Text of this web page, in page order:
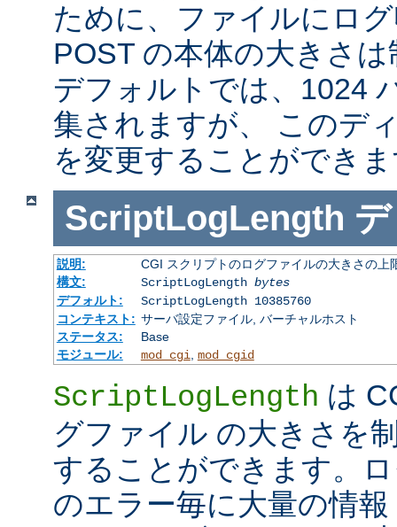
ために、ファイルにロ
POST の本体の大きさ
デフォルトでは、1024
集されますが、 このデ
を変更することができ
ScriptLogLength
説明:
CGI スクリプトのログファイルの大きさの上
構文:
ScriptLogLength bytes
デフォルト:
ScriptLogLength 10385760
コンテキスト: サーバ設定ファイル, バーチャルホスト
ステータス:
Base
モジュール:
mod_cgi mod_cgid
ScriptLogLength は
グファイル の大きさを
することができます。
のエラー毎に大量の情